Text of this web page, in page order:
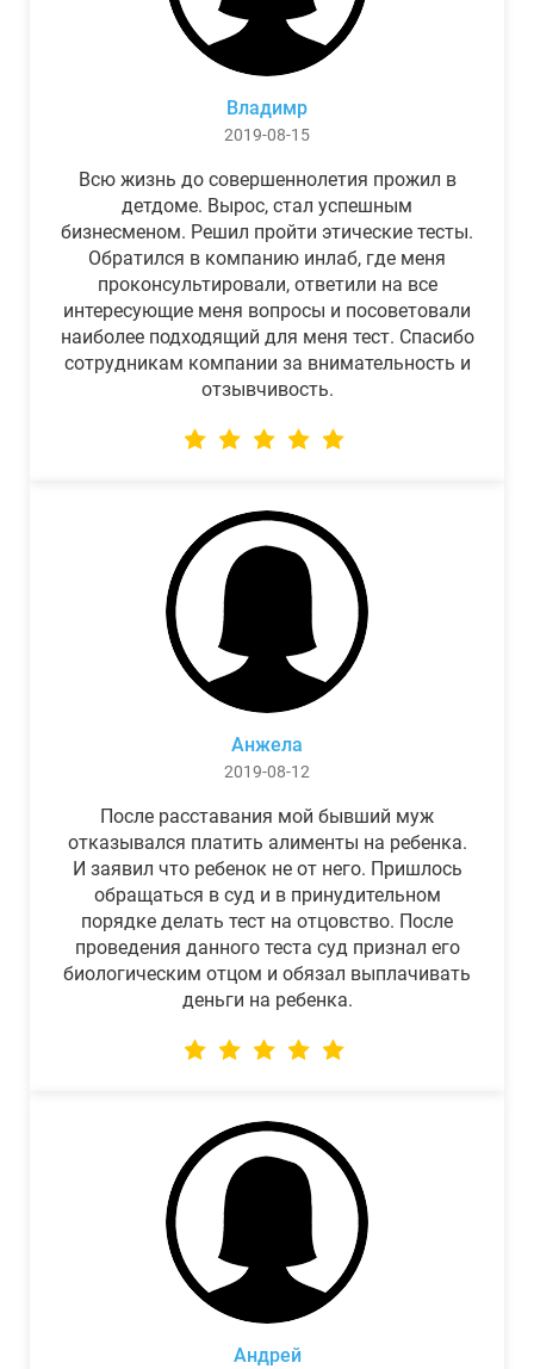
Владимр
2019-08-15
Всю жизнь до совершеннолетия прожил в
детдоме. Вырос, стал успешным
бизнесменом. Решил пройти этические тесты.
Обратился в компанию инлаб, где меня
проконсультировали, ответили на все
интересующие меня вопросы и посоветовали
наиболее подходящий для меня тест. Спасибо
сотрудникам компании за внимательность и
отзывчивость.
Анжела
2019-08-12
После расставания мой бывший муж
отказывался платить алименты на ребенка.
И заявил что ребенок не от него. Пришлось
обращаться в суд и в принудительном
порядке делать тест на отцовство. После
проведения данного теста суд признал его
биологическим отцом и обязал выплачивать
деньги на ребенка.
Андрей